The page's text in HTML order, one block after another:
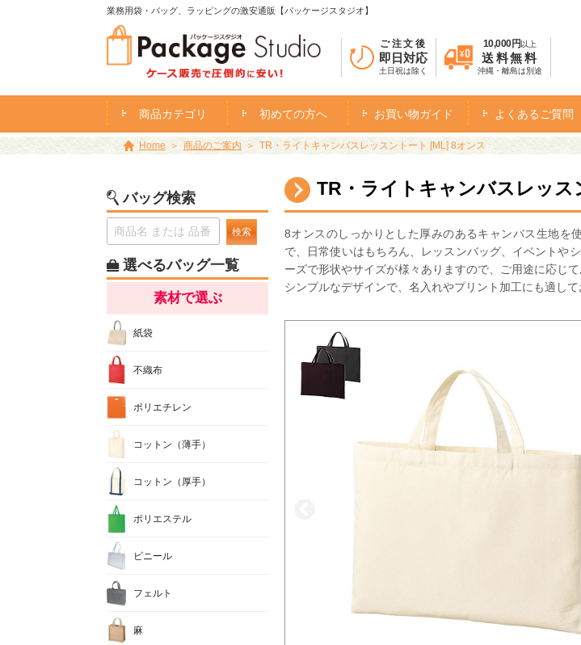
業務用袋・バッグ、ラッピングの激安通販【パッケージスタジオ】
ご注文後
即日対応
土日祝は除く
10,000円 以上
送料無料
沖縄・離島は別途
商品カテゴリ 初めての方へ お買い物ガイド よくあるご質問
Home 商品のご案内 TR・ライトキャンバスレッスントート [ML] 8オンス
TR・ライトキャンバスレッ
8オンスのしっかりとした厚みのあるキャンバス生地を
で、日常使いはもちろん、レッスンバッグ、イベントや
ーズで形状やサイズが様々ありますので、ご用途に応じ
シンプルなデザインで、名入れやプリント加工にも適し
バッグ検索
検索
選べるバッグ一覧
素材で選ぶ
紙袋
不織布
ポリエチレン
コットン（薄手）
コットン（厚手）
ポリエステル
ビニール
フェルト
麻